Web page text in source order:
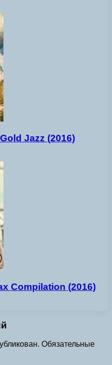
Jazz (2016)
Compilation (2016)
Обязательные